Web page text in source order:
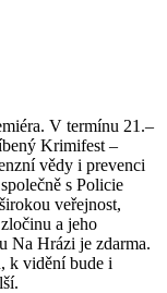
V termínu 21.–
Krimifest –
vědy i prevenci
s Policie
veřejnost,
a jeho
Na Hrázi je zdarma.
k vidění bude i